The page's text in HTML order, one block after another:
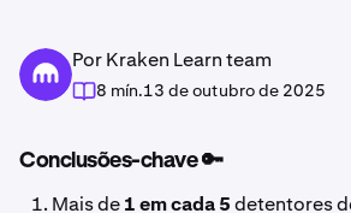
Por Kraken Learn team
8 mín.13 de outubro de 2025
Conclusões-chave 🔑
Mais de1 em cada 5detentores